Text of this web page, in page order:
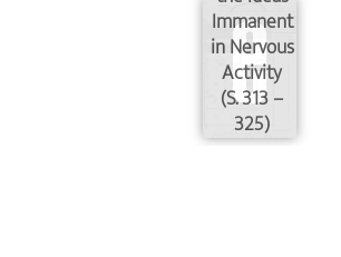
Immanent
in Nervous
Activity
(S. 313 –
325)